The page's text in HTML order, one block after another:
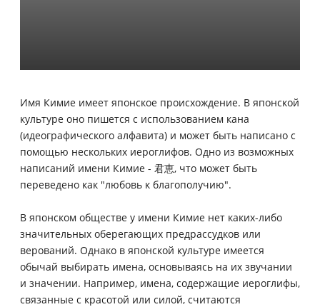
Имя Кимие имеет японское происхождение. В японской
культуре оно пишется с использованием кана
(идеографического алфавита) и может быть написано с
помощью нескольких иероглифов. Одно из возможных
написаний имени Кимие - 君恵, что может быть
переведено как "любовь к благополучию".
В японском обществе у имени Кимие нет каких-либо
значительных оберегающих предрассудков или
верований. Однако в японской культуре имеется
обычай выбирать имена, основываясь на их звучании
и значении. Например, имена, содержащие иероглифы,
связанные с красотой или силой, считаются